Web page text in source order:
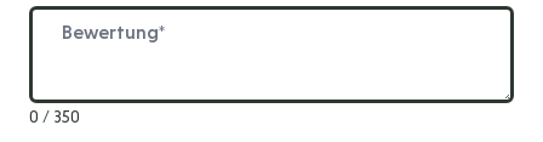
Bewertung
0 / 350